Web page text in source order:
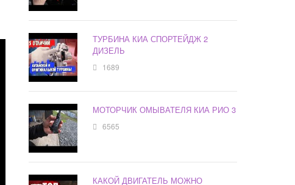
ТУРБИНА КИА СПОРТЕЙДЖ 2
ДИЗЕЛЬ
1689
МОТОРЧИК ОМЫВАТЕЛЯ КИА РИО 3
6565
КАКОЙ ДВИГАТЕЛЬ МОЖНО